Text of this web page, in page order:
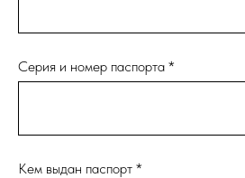
Серия и номер паспорта *
Кем выдан паспорт *